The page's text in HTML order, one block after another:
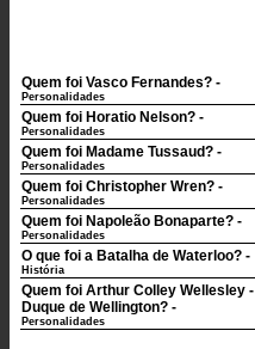
Quem foi Vasco Fernandes? -
Personalidades
Quem foi Horatio Nelson? -
Personalidades
Quem foi Madame Tussaud? -
Personalidades
Quem foi Christopher Wren? -
Personalidades
Quem foi Napoleão Bonaparte? -
Personalidades
O que foi a Batalha de Waterloo? -
História
Quem foi Arthur Colley Wellesley -
Duque de Wellington? -
Personalidades